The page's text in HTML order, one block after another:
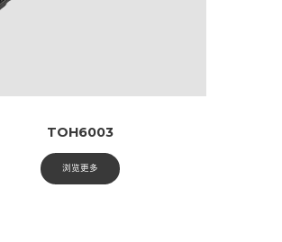
TOH6003
浏览更多